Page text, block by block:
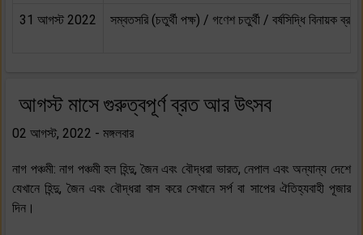
31 আগস্ট 2022 সম্বতসরি (চতুর্থী পক্ষ) / গণেশ চতুর্থী / বর্ষসিদ্ধি বিনায়ক
আগস্ট মাসে গুরুত্বপূর্ণ ব্রত আর উৎসব
02 আগস্ট, 2022 - মঙ্গলবার
নাগ পঞ্চমী: নাগ পঞ্চমী হল হিন্দু, জৈন এবং বৌদ্ধরা ভারত, নেপাল এবং অন্যান্য দেশে
যেখানে হিন্দু, জৈন এবং বৌদ্ধরা বাস করে সেখানে সর্প বা সাপের ঐতিহ্যবাহী পূজার
দিন।